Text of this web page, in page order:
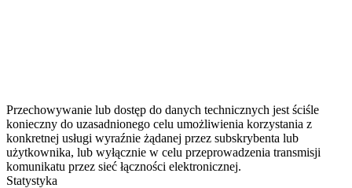
Przechowywanie lub dostęp do danych technicznych jest ściśle
konieczny do uzasadnionego celu umożliwienia korzystania z
konkretnej usługi wyraźnie żądanej przez subskrybenta lub
użytkownika, lub wyłącznie w celu przeprowadzenia transmisji
komunikatu przez sieć łączności elektronicznej.
Statystyka